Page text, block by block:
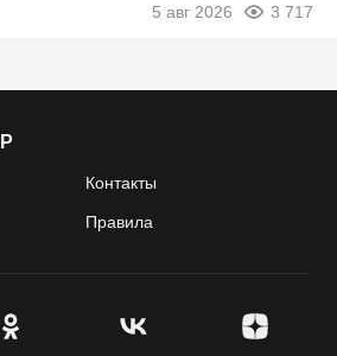
5 авг 2026 3 717
Контакты
Правила